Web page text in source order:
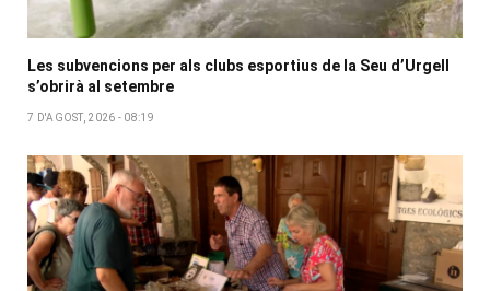
Les subvencions per als clubs esportius de la Seu d’Urgell
s’obrirà al setembre
7 D'AGOST, 2026 - 08:19